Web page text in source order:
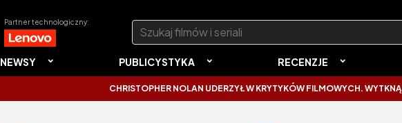
Partner technologiczny: Szukaj:
NEWSY PUBLICYSTYKA RECENZJE
CHRISTOPHER NOLAN UDERZYŁ W KRYTYKÓW FILMOWYCH. WYTKNĄŁ IM